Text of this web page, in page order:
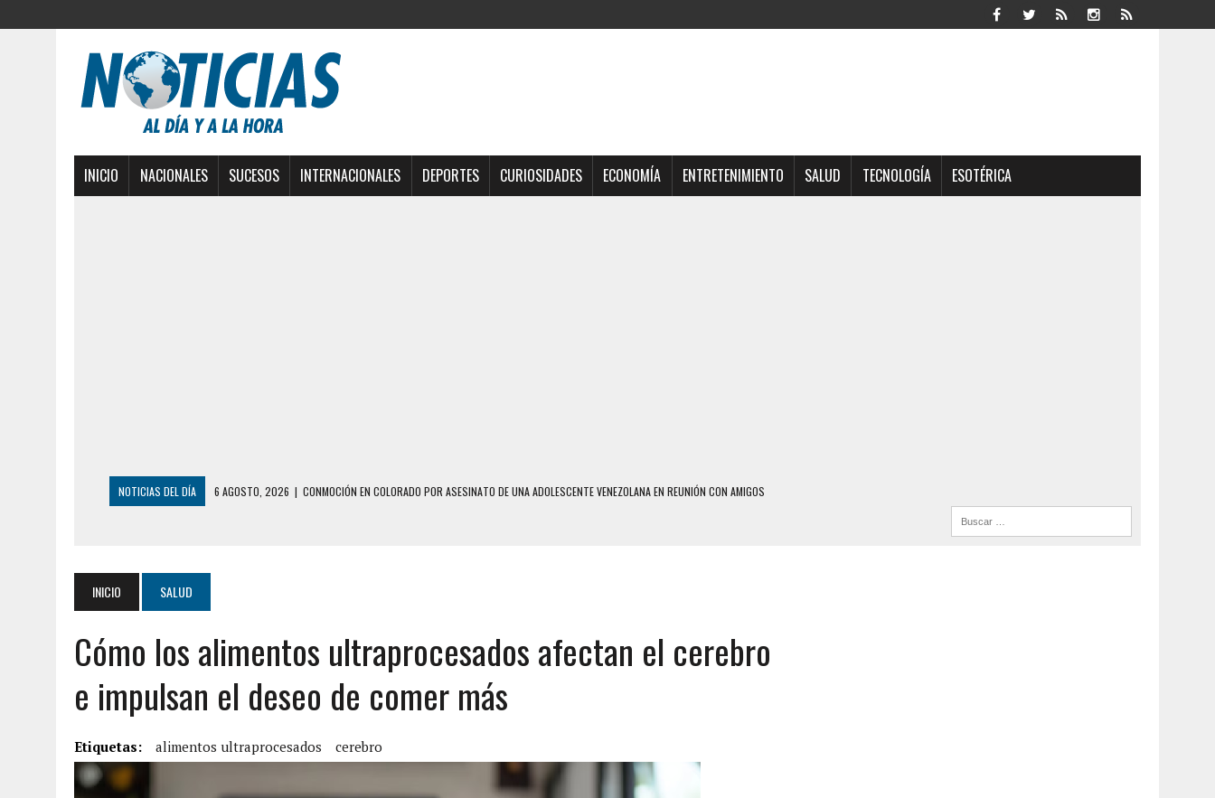
INICIO NACIONALES SUCESOS INTERNACIONALES DEPORTES CURIOSIDADES ECONOMÍA ENTRETENIMIENTO SALUD TECNOLOGÍA ESOTÉRICA
NOTICIAS DEL DÍA 6 AGOSTO, 2026 | CONMOCIÓN EN COLORADO POR ASESINATO DE UNA ADOLESCENTE VENEZOLANA EN REUNIÓN CON AMIGOS
EDIFICIO PETUNIA
3 AGOSTO, 2026
YARACUY: INTENTÓ DESCONECTAR SU NEVERA MIENTRAS LA CASA SE INUNDABA
2 AGOSTO, 2026
| AYUDABA A PERSONAS EN SITUACIÓN DE CALLE Y MURIÓ A MANOS DE VARIOS DE ELLOS EN MATURÍN
7 AGOSTO, 2026
YARACUY: ASESINARON DOS HOMBRES EL MISMO DÍA EN SECTORES VECINOS
6 AGOSTO, 2026 | MISTERIOSA MUERTE DE MODELO EN MONAGAS: HALLARON EL CUERPO DENTRO DE SU CASA
6 AGOSTO, 2026
BARINAS: ADOLESCENTE SE QUITÓ LA VIDA TRAS SER ACOSADA Y ABUSADA POR LA PAREJA DE SU ABUELA
INICIO SALUD
Cómo los alimentos ultraprocesados afectan el cerebro
e impulsan el deseo de comer más
Etiquetas: alimentos ultraprocesados cerebro